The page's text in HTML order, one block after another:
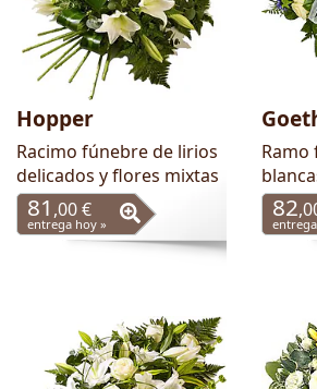
Hopper
Racimo fúnebre de lirios
delicados y flores mixtas
81 ,00 €
entrega hoy »
Ramo
82